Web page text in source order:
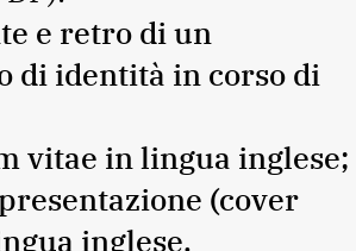
e retro di un
di identità in corso di
vitae in lingua inglese;
(cover
inglese.